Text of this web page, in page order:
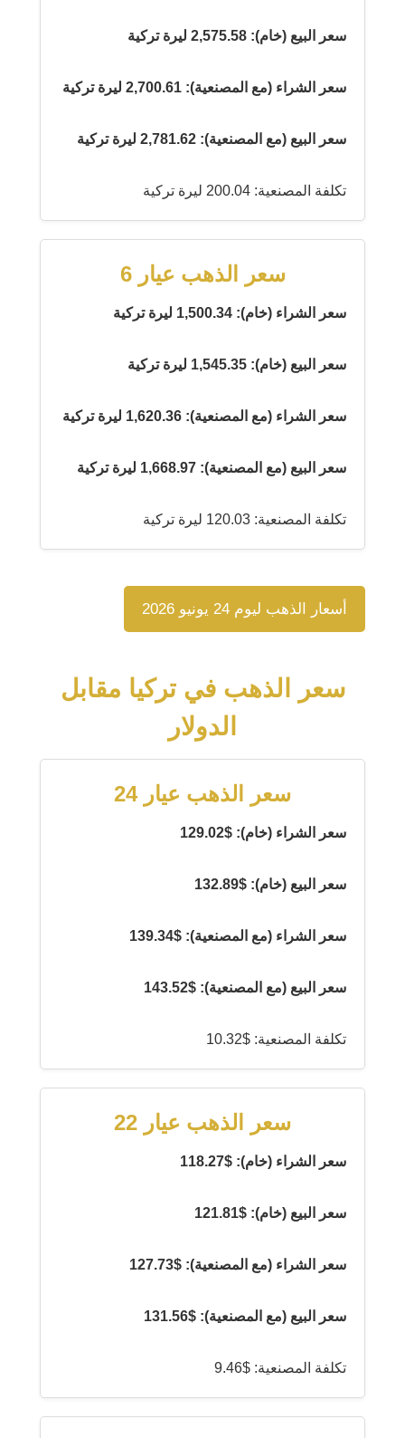
سعر البيع (خام): 2,575.58 ليرة تركية
سعر الشراء (مع المصنعية): 2,700.61 ليرة تركية
سعر البيع (مع المصنعية): 2,781.62 ليرة تركية
تكلفة المصنعية: 200.04 ليرة تركية
سعر الذهب عيار 6
سعر الشراء (خام): 1,500.34 ليرة تركية
سعر البيع (خام): 1,545.35 ليرة تركية
سعر الشراء (مع المصنعية): 1,620.36 ليرة تركية
سعر البيع (مع المصنعية): 1,668.97 ليرة تركية
تكلفة المصنعية: 120.03 ليرة تركية
أسعار الذهب ليوم 24 يونيو 2026
سعر الذهب في تركيا مقابل
الدولار
سعر الذهب عيار 24
سعر الشراء (خام): $129.02
سعر البيع (خام): $132.89
سعر الشراء (مع المصنعية): $139.34
سعر البيع (مع المصنعية): $143.52
تكلفة المصنعية: $10.32
سعر الذهب عيار 22
سعر الشراء (خام): $118.27
سعر البيع (خام): $121.81
سعر الشراء (مع المصنعية): $127.73
سعر البيع (مع المصنعية): $131.56
تكلفة المصنعية: $9.46